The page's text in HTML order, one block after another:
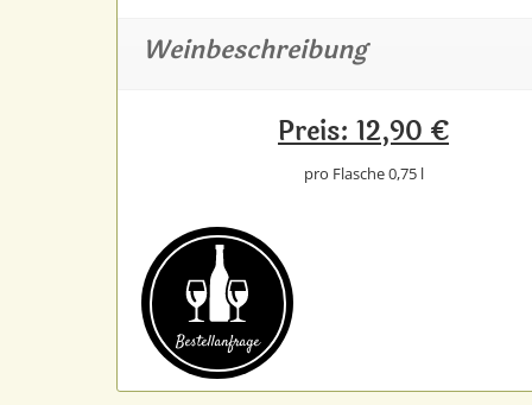
Weinbeschreibung
Preis: 12,90 €
pro Flasche 0,75 l
Bestell­anfrage